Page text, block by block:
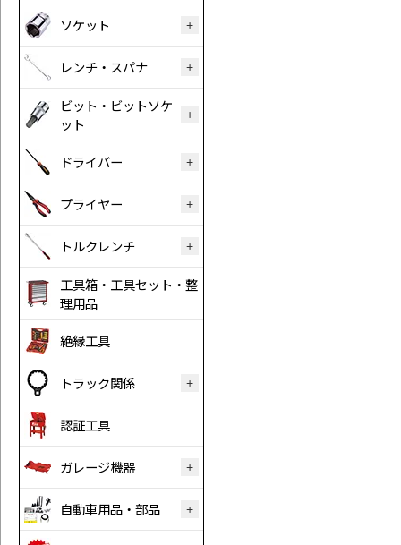
ソケット
レンチ・スパナ
ビット・ビットソケ
ット
ドライバー
プライヤー
トルクレンチ
工具箱・工具セット・整
理用品
絶縁工具
トラック関係
認証工具
ガレージ機器
自動車用品・部品